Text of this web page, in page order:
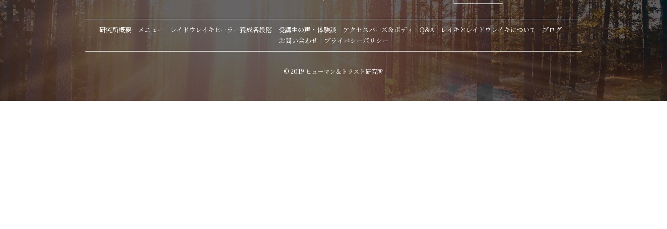
研究所概要 メニュー レイドウレイキヒーラー養成各段階 受講生の声・体験談 アクセスバーズ＆ボディ Q&A レイキとレイドウレイキについて
ブログ
お問い合わせ
プライバシーポリシー
© 2019 ヒューマン＆トラスト研究所